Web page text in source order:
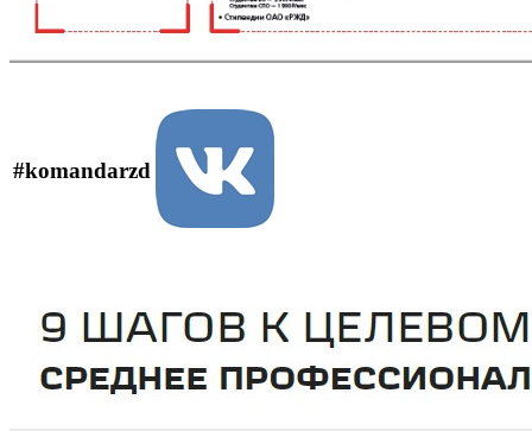
#komandarzd